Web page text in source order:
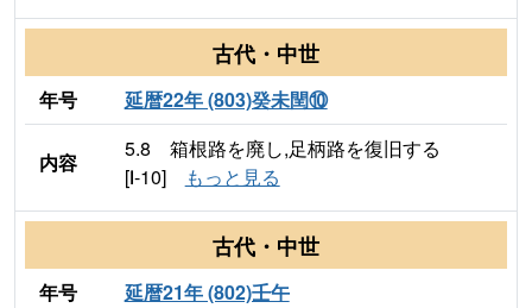
古代・中世
年号 延暦22年 (803)癸未閏⑩
内容
5.8 箱根路を廃し,足柄路を復旧する
[Ⅰ-10]
もっと見る
古代・中世
年号 延暦21年 (802)壬午